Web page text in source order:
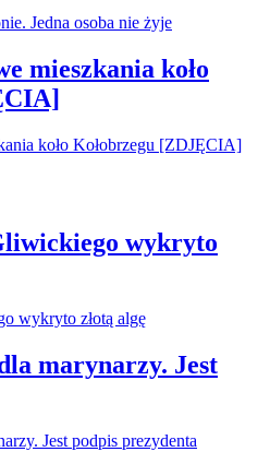
mieszkania koło
wykryto
marynarzy. Jest